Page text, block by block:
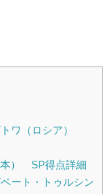
ワ（ロシア）
） SP得点詳細
ート・トゥルシン